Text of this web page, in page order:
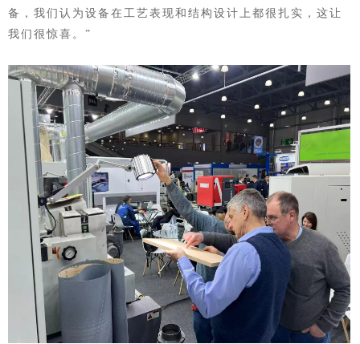
备，我们认为设备在工艺表现和结构设计上都很扎实，这让
我们很惊喜。”